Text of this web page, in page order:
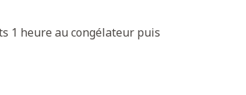
1 heure au congélateur puis